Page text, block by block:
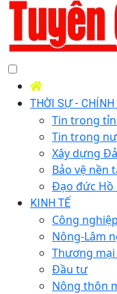
THỜI SỰ - CHÍNH
Tin trong
Tin trong
Xây dựng
Bảo vệ nền
Đạo đức Hồ
KINH TẾ
Công nghiệp
Nông-Lâm
Thương mại
Đầu tư
Nông thôn